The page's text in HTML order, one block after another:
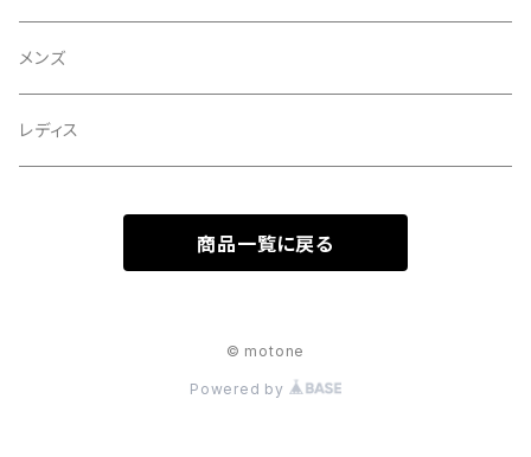
メンズ
レディス
商品一覧に戻る
© motone
Powered by